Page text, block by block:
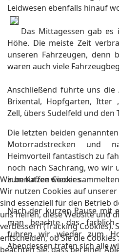
Leidwesen ebenfalls hinauf
Das Mittagessen gab es
Höhe. Die meiste Zeit
unseren Fahrzeugen, denn
waren auch viele
Anschließend führte uns
Brixental, Hopfgarten, Itter
Zell, übers Sudelfeld und den
Die letzten beiden
Motorradstrecken und
Heimvorteil fantastisch zu
noch nach Sachrang, wo wir
zum Kaffee wieder
Nach der kurzen Pause mit
man beachte das farblich
fuhren wir wieder zum
Abendessen trafen sich alle
Wir benutzen Cookies
Wir nutzen Cookies auf
sind essenziell für den Betrieb
uns helfen, diese Website und
verbessern (Tracking Cookies).
entscheiden, ob Sie die
beachten Sie, dass bei einer